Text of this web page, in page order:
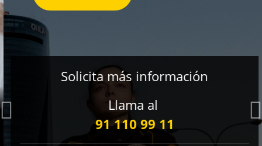
Solicita más información
Llama al
91 110 99 11
Previous